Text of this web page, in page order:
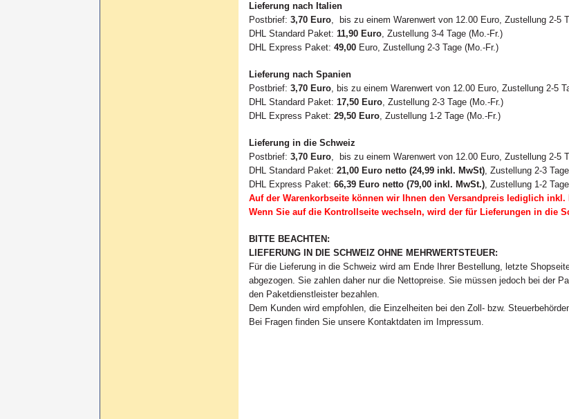
Lieferung nach Italien
Postbrief: 3,70 Euro, bis zu einem Warenwert von 12.00 Euro, Zustellung 2-5
DHL Standard Paket: 11,90 Euro, Zustellung 3-4 Tage (Mo.-Fr.)
DHL Express Paket: 49,00 Euro, Zustellung 2-3 Tage (Mo.-Fr.)
Lieferung nach Spanien
Postbrief: 3,70 Euro, bis zu einem Warenwert von 12.00 Euro, Zustellung 2-5
DHL Standard Paket: 17,50 Euro, Zustellung 2-3 Tage (Mo.-Fr.)
DHL Express Paket: 29,50 Euro, Zustellung 1-2 Tage (Mo.-Fr.)
Lieferung in die Schweiz
Postbrief: 3,70 Euro, bis zu einem Warenwert von 12.00 Euro, Zustellung 2-5
DHL Standard Paket: 21,00 Euro netto (24,99 inkl. MwSt), Zustellung 2-3
DHL Express Paket: 66,39 Euro netto (79,00 inkl. MwSt.), Zustellung 1-2
Auf der Warenkorbseite können wir Ihnen den Versandpreis lediglich inkl.
Wenn Sie auf die Kontrollseite wechseln, wird der für Lieferungen in die
BITTE BEACHTEN:
LIEFERUNG IN DIE SCHWEIZ OHNE MEHRWERTSTEUER:
Für die Lieferung in die Schweiz wird am Ende Ihrer Bestellung, letzte
abgezogen. Sie zahlen daher nur die Nettopreise. Sie müssen jedoch bei der
den Paketdienstleister bezahlen.
Dem Kunden wird empfohlen, die Einzelheiten bei den Zoll- bzw.
Bei Fragen finden Sie unsere Kontaktdaten im Impressum.